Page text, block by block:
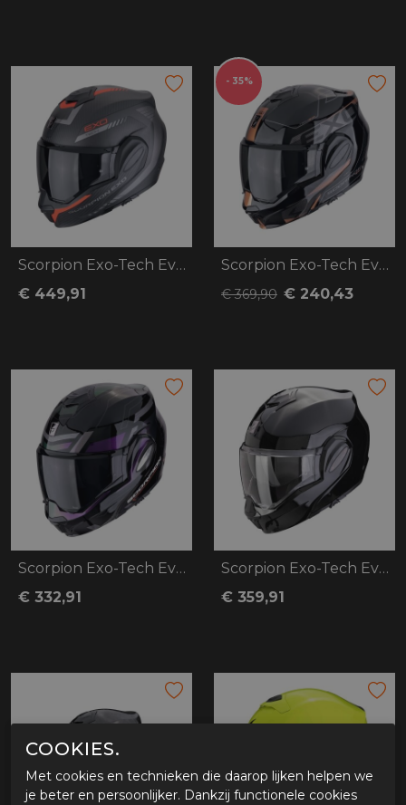
Scorpion Exo-Tech Evo Carbon Cosy
€ 449,91
- 35%
Scorpion Exo-Tech Evo Traveller
€ 369,90 € 240,43
Scorpion Exo-Tech Evo Conquer
€ 332,91
Scorpion Exo-Tech Evo Pro
€ 359,91
COOKIES.
Met cookies en technieken die daarop lijken helpen we
je beter en persoonlijker. Dankzij functionele cookies